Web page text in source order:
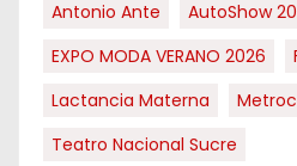
Antonio Ante AutoShow
EXPO MODA VERANO 2026
Lactancia Materna
Teatro Nacional Sucre